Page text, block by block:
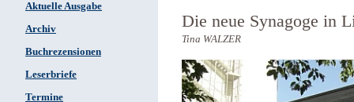
Aktuelle Ausgabe
Archiv
Buchrezensionen
Leserbriefe
Termine
Die neue Synagoge in
Tina WALZER